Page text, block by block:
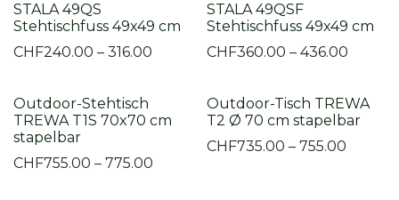
STALA 49QS
Stehtischfuss 49x49 cm
CHF240.00 – 316.00
STALA 49QSF
Stehtischfuss 49x49 cm
CHF360.00 – 436.00
Outdoor-Stehtisch
TREWA T1S 70x70 cm
stapelbar
CHF755.00 – 775.00
Outdoor-Tisch TREWA
T2 Ø 70 cm stapelbar
CHF735.00 – 755.00